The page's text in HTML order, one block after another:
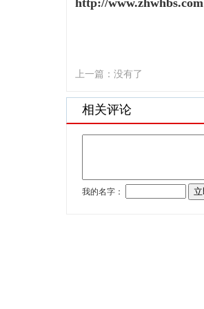
http://www.zhwhbs.com
上一篇：没有了
相关评论